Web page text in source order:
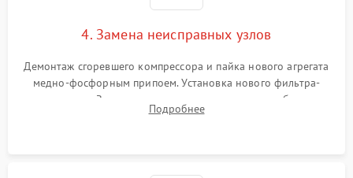
4. Замена неисправных узлов
Демонтаж сгоревшего компрессора и пайка нового агрегата
медно-фосфорным припоем. Установка нового фильтра-
осушителя. Замена изношенных вентиляторов обдува,
сломанных заслонок или поврежденных дверных петель.
Подробнее